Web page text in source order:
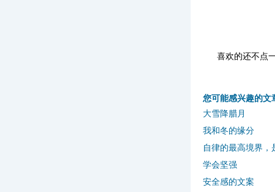
喜欢的还不点
您可能感兴趣的文
大雪降腊月
我和冬的缘分
自律的最高境界，
学会坚强
安全感的文案